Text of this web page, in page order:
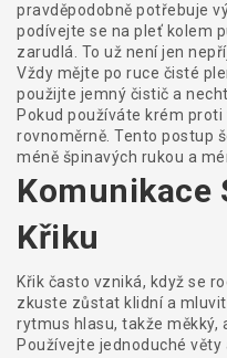
pravděpodobně potřebuje
podívejte se na pleť kolem
zarudlá. To už není jen
Vždy mějte po ruce čisté
použijte jemný čistič a
Pokud používáte krém
rovnoměrně. Tento postup
méně špinavých rukou a
Komunikace
Křiku
Křik často vzniká, když se
zkuste zůstat klidní a
rytmus hlasu, takže měkký,
Používejte jednoduché věty